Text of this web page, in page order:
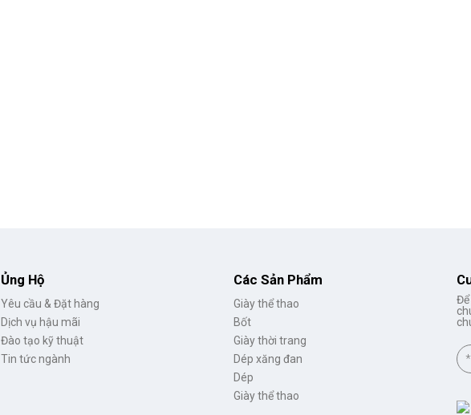
Ủng Hộ
Yêu cầu & Đặt hàng
Dịch vụ hậu mãi
Đào tạo kỹ thuật
Tin tức ngành
Các Sản Phẩm
Giày thể thao
Bốt
Giày thời trang
Dép xăng đan
Dép
Giày thể thao
Để